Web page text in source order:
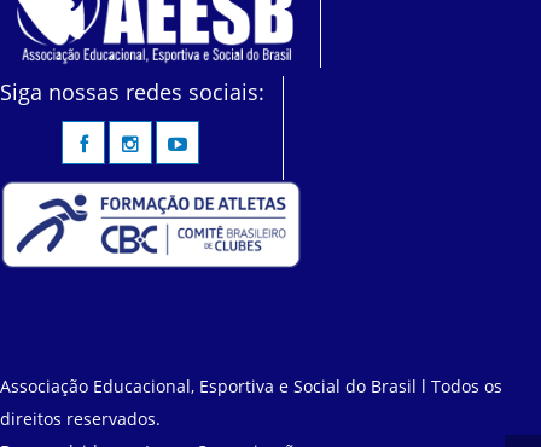
Siga nossas redes sociais:
Associação Educacional, Esportiva e Social do Brasil l Todos os
direitos reservados.